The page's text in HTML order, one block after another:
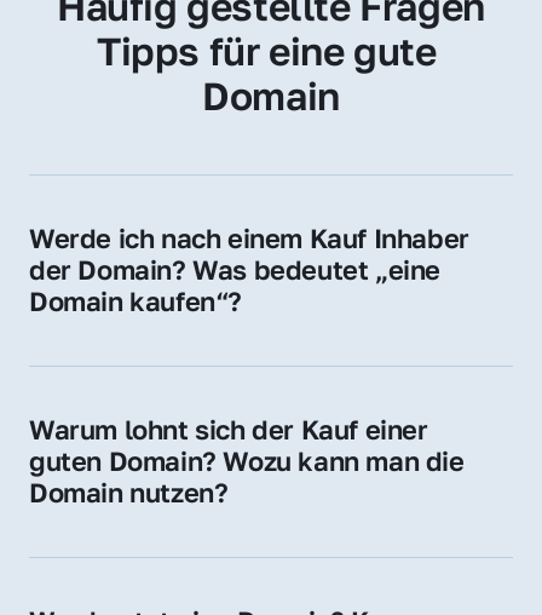
Tipps für eine gute
Domain
Werde ich nach einem Kauf Inhaber
der Domain? Was bedeutet „eine
Domain kaufen“?
Sie erhalten alle Rechte zur Nutzung,
Domain.
Warum lohnt sich der Kauf einer
guten Domain? Wozu kann man die
Domain nutzen?
Vertrauen und Markenwert. Nutzen Sie sie